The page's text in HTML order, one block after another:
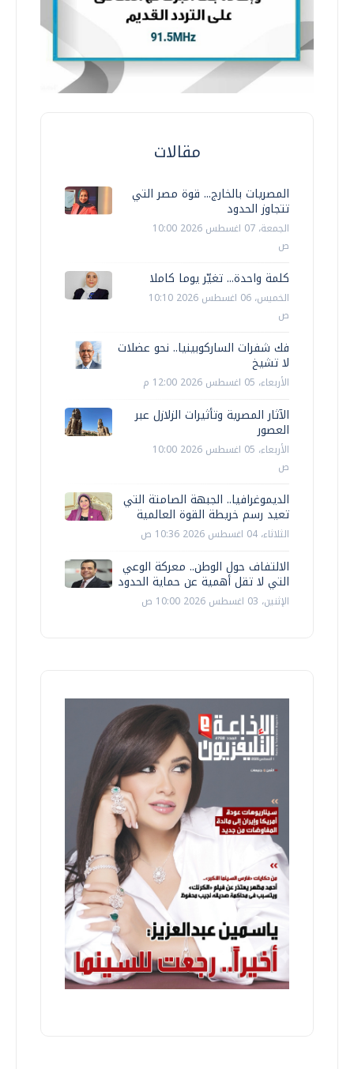
مقالات
المصريات بالخارج... قوة مصر التي
تتجاوز الحدود
الجمعة، 07 اغسطس 2026 10:00
ص
كلمة واحدة... تغيّر يوما كاملا
الخميس، 06 اغسطس 2026 10:10
ص
فك شفرات الساركوبينيا.. نحو عضلات
لا تشيخ
الأربعاء، 05 اغسطس 2026 12:00 م
الآثار المصرية وتأثيرات الزلازل عبر
العصور
الأربعاء، 05 اغسطس 2026 10:00
ص
الديموغرافيا.. الجبهة الصامتة التي
تعيد رسم خريطة القوة العالمية
الثلاثاء، 04 اغسطس 2026 10:36 ص
الالتفاف حول الوطن.. معركة الوعي
التي لا تقل أهمية عن حماية الحدود
الإثنين، 03 اغسطس 2026 10:00 ص